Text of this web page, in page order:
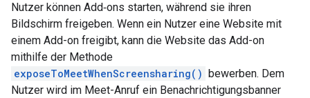
Nutzer können Add‑ons starten, während sie ihren
Bildschirm freigeben. Wenn ein Nutzer eine Website mit
einem Add-on freigibt, kann die Website das Add-on
mithilfe der Methode
exposeToMeetWhenScreensharing()
bewerben. Dem
Nutzer wird im Meet-Anruf ein Benachrichtigungsbanner